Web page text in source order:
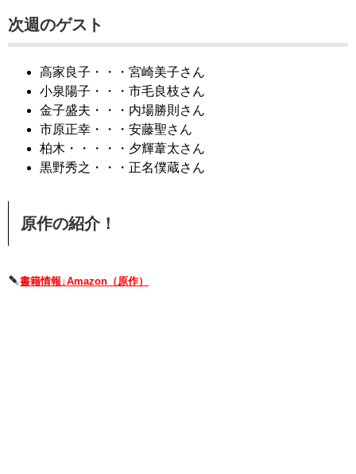
次週のゲスト
高家良子・・・宮崎美子さん
小泉陽子・・・市毛良枝さん
金子盛夫・・・内場勝則さん
市原正幸・・・安藤聖さん
柏木・・・・・夕輝葦太さん
黒野秀之・・・正名僕蔵さん
原作の紹介！
書籍情報↓Amazon（原作）